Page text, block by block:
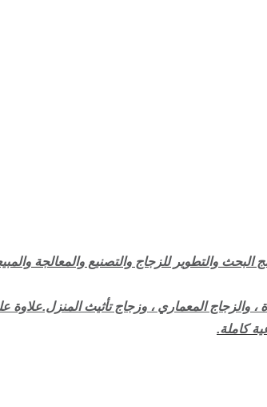
البحث والتطوير للزجاج والتصنيع والمعالجة
والزجاج المعماري ، وزجاج تأثيث المنزل.علاوة
كاملة.